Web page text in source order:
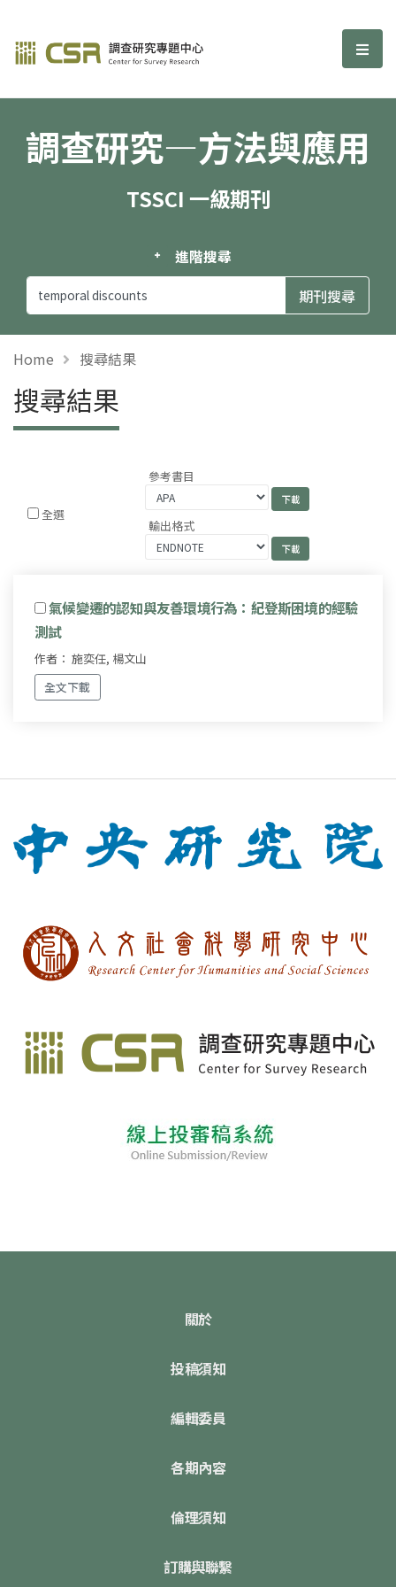
調查研究—方法與應用期刊 選
調查研究—方法與應用
TSSCI 一級期刊
進階搜尋
Home 搜尋結果
搜尋結果
全選
參考書目
輸出格式
氣候變遷的認知與友善環境行為：紀登斯困境的經驗
測試
作者： 施奕任, 楊文山
全文下載
關於
投稿須知
編輯委員
各期內容
倫理須知
訂購與聯繫